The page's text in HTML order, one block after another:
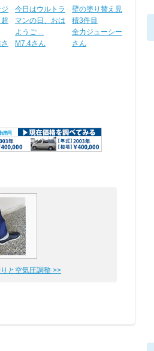
今日はウルトラ
マンの日、おは
ようご ...
M7.4さん
壁の塗り替え見
積3件目
全力ジューシー
さん
と空気圧調整 >>